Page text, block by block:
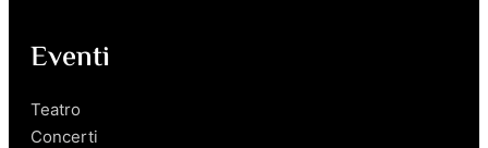
Eventi
Teatro
Concerti